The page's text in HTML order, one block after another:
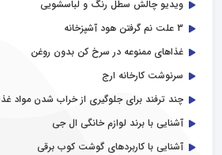
ویدیو چالش سطل رنگ و لباسشویی
3 علت نم گرفتن هود آشپزخانه
غذاهای ممنوعه در سرخ کن بدون روغن
سرنوشت کارخانه ارج
چند ترفند برای جلوگیری از خراب شدن مواد
آشنایی با برند لوازم خانگی ال جی
آشنایی با کاربردهای گوشت کوب برقی